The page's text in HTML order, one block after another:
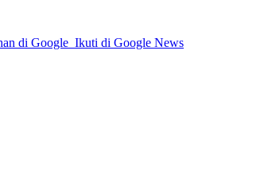
di Google Ikuti di Google News